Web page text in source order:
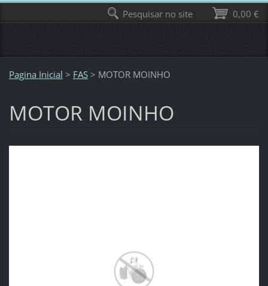
Pagina Inicial > FAS > MOTOR MOINHO
MOTOR MOINHO
0,00 €
Pesquisar no site